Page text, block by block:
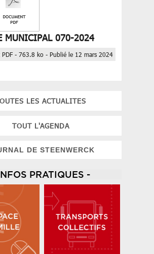
MUNICIPAL 070-2024
PDF - 763.8 ko - Publié le 12 mars 2024
LES ACTUALITES
TOUT L'AGENDA
DE STEENWERCK
PRATIQUES -